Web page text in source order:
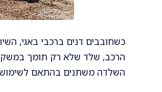
כשחובבים דנים ברכבי באגי,
הרכב, שלד שלא רק תומך במשקל
השלדה משתנים בהתאם לשימוש